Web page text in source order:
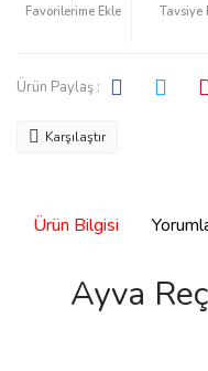
Tavsiye
Ürün Paylaş :
Karşılaştır
Ürün Bilgisi
Ayva